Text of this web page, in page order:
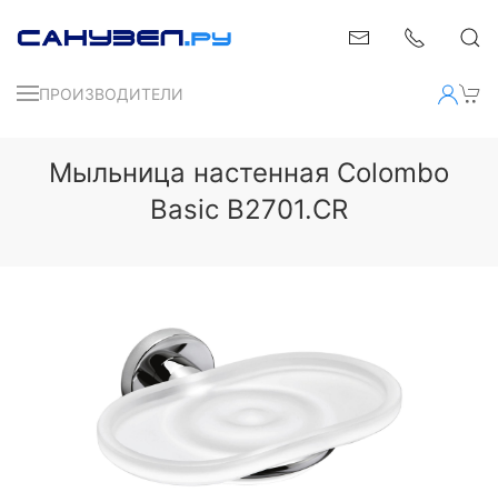
ПРОИЗВОДИТЕЛИ
Мыльница настенная Colombo
Basic B2701.CR